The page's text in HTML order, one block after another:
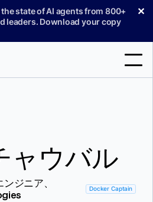
state of AI agents from 800+
leaders. Download your copy
✕
ャウバル
ジニア、
Docker Captain